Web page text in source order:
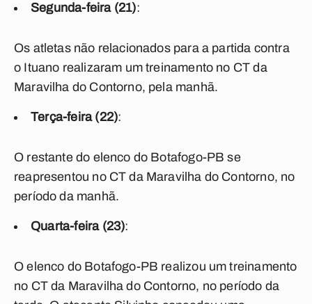
Segunda-feira (21):
Os atletas não relacionados para a partida contra
o Ituano realizaram um treinamento no CT da
Maravilha do Contorno, pela manhã.
Terça-feira (22):
O restante do elenco do Botafogo-PB se
reapresentou no CT da Maravilha do Contorno, no
período da manhã.
Quarta-feira (23):
O elenco do Botafogo-PB realizou um treinamento
no CT da Maravilha do Contorno, no período da